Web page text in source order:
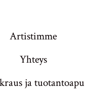
Artistimme
Yhteys
ja tuotantoapu